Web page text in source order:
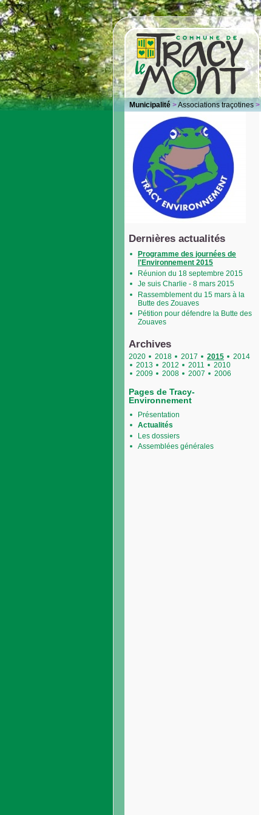
Municipalité >Associations traçotines >
Dernières actualités
Programme des journées de
l'Environnement 2015
Réunion du 18 septembre 2015
Je suis Charlie - 8 mars 2015
Rassemblement du 15 mars à la
Butte des Zouaves
Pétition pour défendre la Butte des
Zouaves
Archives
2020 2018 2017 2015
2014
2013
2012 2011
2010
2009
2008 2007 2006
Pages de Tracy-
Environnement
Présentation
Actualités
Les dossiers
Assemblées générales